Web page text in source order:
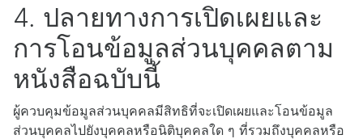
4. ปลายทางการเปิดเผยและ
การโอนข้อมูลส่วนบุคคลตาม
หนังสือฉบับนี้
ผู้ควบคุมข้อมูลส่วนบุคคลมีสิทธิที่จะเปิดเผยและโอนข้อมูล
ส่วนบุคคลไปยังบุคคลหรือนิติบุคคลใด ๆ ที่รวมถึงบุคคลหรือ